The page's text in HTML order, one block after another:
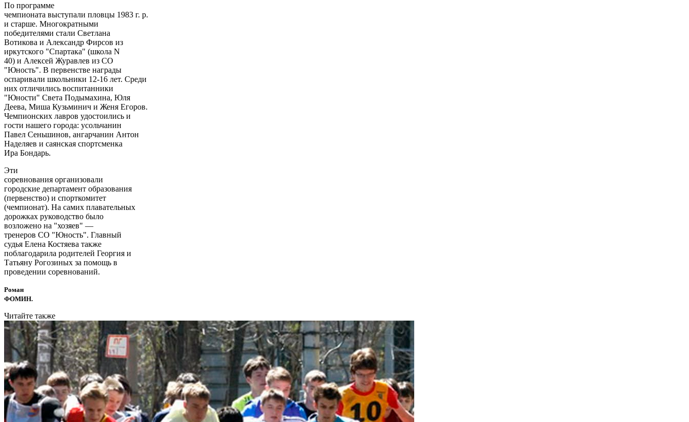
По программе
чемпионата выступали пловцы 1983 г. р.
и старше. Многократными
победителями стали Светлана
Вотикова и Александр Фирсов из
иркутского "Спартака" (школа N
40) и Алексей Журавлев из СО
"Юность". В первенстве награды
оспаривали школьники 12-16 лет. Среди
них отличились воспитанники
"Юности" Света Подымахина, Юля
Деева, Миша Кузьминич и Женя Егоров.
Чемпионских лавров удостоились и
гости нашего города: усольчанин
Павел Сеньшинов, ангарчанин Антон
Наделяев и саянская спортсменка
Ира Бондарь.
Эти
соревнования организовали
городские департамент образования
(первенство) и спорткомитет
(чемпионат). На самих плавательных
дорожках руководство было
возложено на "хозяев" —
тренеров СО "Юность". Главный
судья Елена Костяева также
поблагодарила родителей Георгия и
Татьяну Рогозиных за помощь в
проведении соревнований.
Роман
ФОМИН.
Читайте также